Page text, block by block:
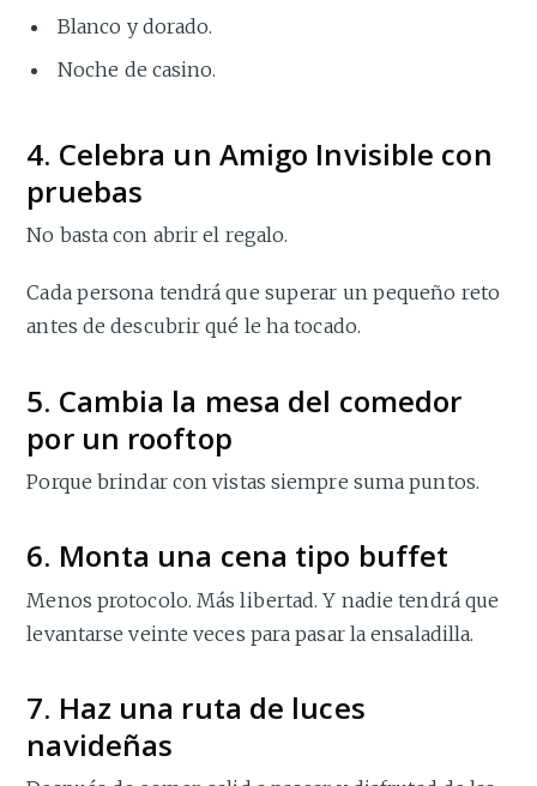
Blanco y dorado.
Noche de casino.
4. Celebra un Amigo Invisible con
pruebas
No basta con abrir el regalo.
Cada persona tendrá que superar un pequeño reto
antes de descubrir qué le ha tocado.
5. Cambia la mesa del comedor
por un rooftop
Porque brindar con vistas siempre suma puntos.
6. Monta una cena tipo buffet
Menos protocolo. Más libertad. Y nadie tendrá que
levantarse veinte veces para pasar la ensaladilla.
7. Haz una ruta de luces
navideñas